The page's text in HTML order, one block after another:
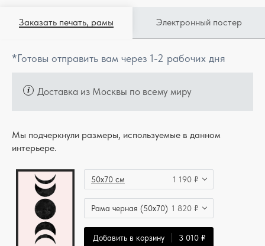
Заказать печать, рамы Электронный постер
*Готовы отправить вам через 1-2 рабочих дня
Доставка из Москвы по всему миру
Мы подчеркнули размеры, используемые в данном
интерьере.
50x70 см 1 190 ₽
Рама черная (50x70) 1 820 ₽
Добавить в корзину 3 010 ₽